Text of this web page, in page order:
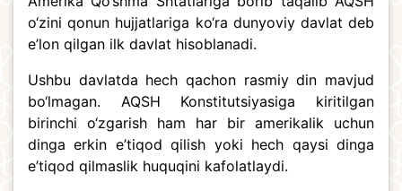
o‘zini qonun hujjatlariga ko‘ra dunyoviy davlat deb
e’lon qilgan ilk davlat hisoblanadi.
Ushbu davlatda hech qachon rasmiy din mavjud
bo‘lmagan. AQSH Konstitutsiyasiga kiritilgan
birinchi o‘zgarish ham har bir amerikalik uchun
dinga erkin e’tiqod qilish yoki hech qaysi dinga
e’tiqod qilmaslik huquqini kafolatlaydi.